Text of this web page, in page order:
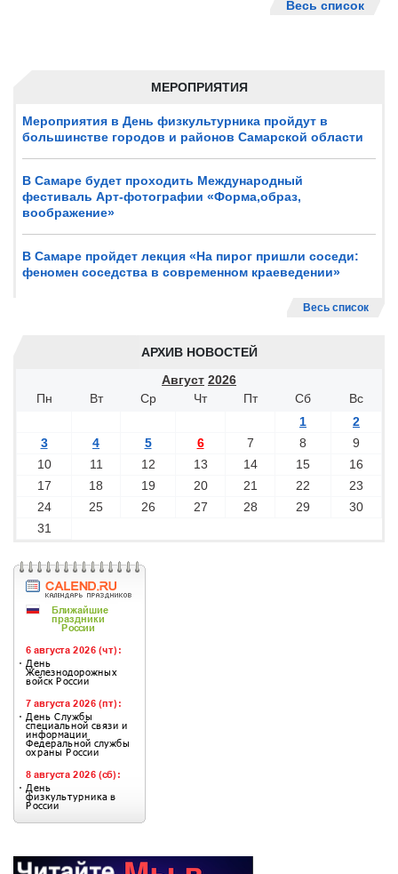
МЕРОПРИЯТИЯ
Мероприятия в День физкультурника пройдут в
большинстве городов и районов Самарской области
В Самаре будет проходить Международный
фестиваль Арт-фотографии «Форма,образ,
воображение»
В Самаре пройдет лекция «На пирог пришли соседи:
феномен соседства в современном краеведении»
Весь список
АРХИВ НОВОСТЕЙ
Август 2026
Пн
Вт Ср Чт Пт Сб
Вс
1
2
3
4 5 6 7 8
9
10
11 12 13 14 15
16
17
18 19 20 21 22
23
24
25 26 27 28 29
30
31
Весь список